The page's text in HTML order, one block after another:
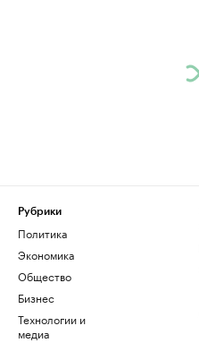
Рубрики
Политика
Экономика
Общество
Бизнес
Технологии и
медиа